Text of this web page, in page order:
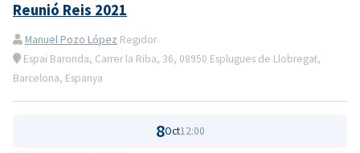
Reunió Reis 2021
Manuel Pozo López Regidor
Espai Baronda, Carrer la Riba, 36, 08950 Esplugues de Llobregat,
Barcelona, Espanya
8Oct12:00